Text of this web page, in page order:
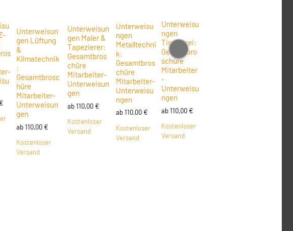
€
Unterweisun
gen Lüftung
&
Klimatechnik
:
Gesamtbrosc
hüre
Mitarbeiter-
Unterweisun
gen
ab110,00 €
Kostenloser
Versand
Unterweisun
gen Maler &
Tapezierer:
Gesamtbros
chüre
Mitarbeiter-
Unterweisun
gen
ab110,00 €
Kostenloser
Versand
Unterweisu
ngen
Metalltechni
k:
Gesamtbros
chüre
Mitarbeiter-
Unterweisu
ngen
ab110,00 €
Kostenloser
Versand
Unterweisu
ngen
Tischlerei:
Gesamtbro
schüre
Mitarbeiter
-
Unterweisu
ngen
ab110,00 €
Kostenloser
Versand